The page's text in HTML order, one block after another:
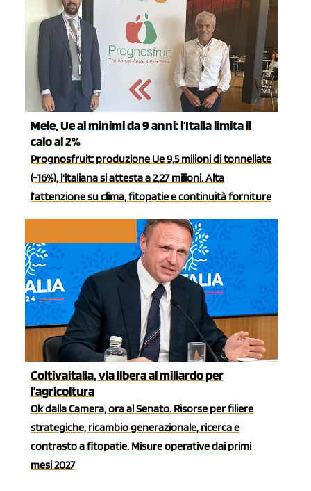
Mele, Ue ai minimi da 9 anni: l’Italia limita il
calo al 2%
Prognosfruit: produzione Ue 9,5 milioni di tonnellate
(-16%), l'italiana si attesta a 2,27 milioni. Alta
l’attenzione su clima, fitopatie e continuità forniture
Coltivaitalia, via libera al miliardo per
l'agricoltura
Ok dalla Camera, ora al Senato. Risorse per filiere
strategiche, ricambio generazionale, ricerca e
contrasto a fitopatie. Misure operative dai primi
mesi 2027